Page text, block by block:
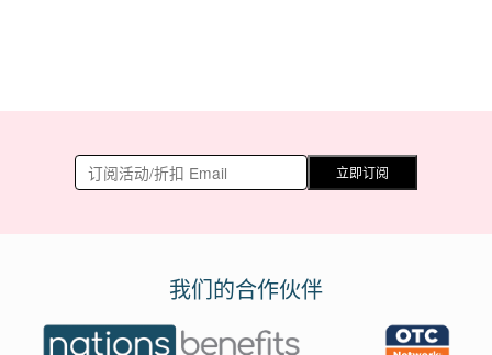
立即订阅
我们的合作伙伴